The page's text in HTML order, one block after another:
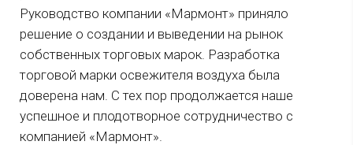
Руководство компании «Мармонт» приняло
решение о создании и выведении на рынок
собственных торговых марок. Разработка
торговой марки освежителя воздуха была
доверена нам. С тех пор продолжается наше
успешное и плодотворное сотрудничество с
компанией «Мармонт».